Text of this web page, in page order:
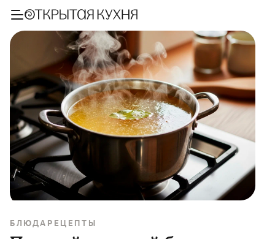
БЛЮДА РЕЦЕПТЫ